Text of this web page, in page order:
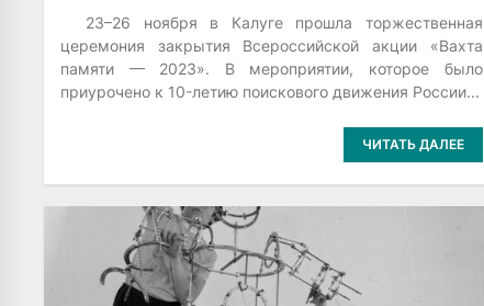
23–26 ноября в Калуге прошла торжественная
церемония закрытия Всероссийской акции «Вахта
памяти — 2023». В мероприятии, которое было
приурочено к 10-летию поискового движения России...
ЧИТАТЬ ДАЛЕЕ